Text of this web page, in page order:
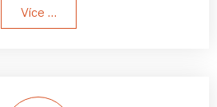
Více ...